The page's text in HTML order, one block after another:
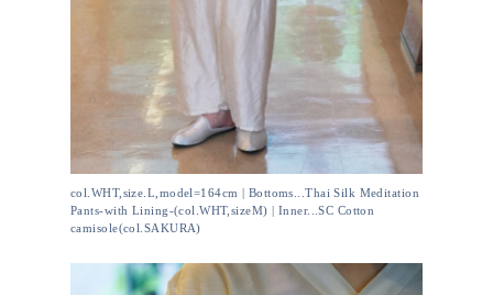
col.WHT,size.L,model=164cm | Bottoms...Thai Silk Meditation
Pants-with Lining-(col.WHT,sizeM) | Inner...SC Cotton
camisole(col.SAKURA)